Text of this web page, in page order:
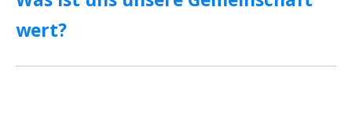
wert?